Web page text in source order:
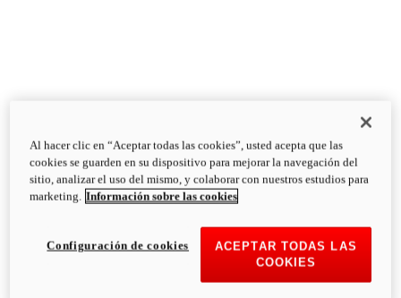
Al hacer clic en “Aceptar todas las cookies”, usted acepta que las
cookies se guarden en su dispositivo para mejorar la navegación del
sitio, analizar el uso del mismo, y colaborar con nuestros estudios para
marketing. Información sobre las cookies
ACEPTAR TODAS LAS
COOKIES
Configuración de cookies